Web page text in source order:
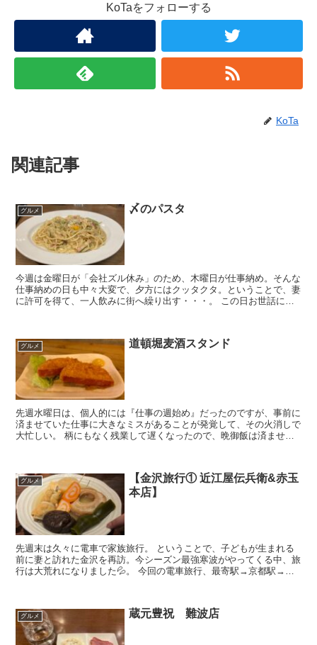
KoTaをフォローする
KoTa
関連記事
グルメ 〆のパスタ
今週は金曜日が「会社ズル休み」のため、木曜日が仕事納め。そんな
仕事納めの日も中々大変で、夕方にはクッタクタ。ということで、妻
に許可を得て、一人飲みに街へ繰り出す・・・。 この日お世話にな
グルメ 道頓堀麦酒スタンド
先週水曜日は、個人的には『仕事の週始め』だったのですが、事前に
済ませていた仕事に大きなミスがあることが発覚して、その火消しで
大忙しい。 柄にもなく残業して遅くなったので、晩御飯は済ませて
グルメ
【金沢旅行① 近江屋伝兵衛&赤玉
本店】
先週末は久々に電車で家族旅行。 ということで、子どもが生まれる
前に妻と訪れた金沢を再訪。今シーズン最強寒波がやってくる中、旅
行は大荒れになりました💦。 今回の電車旅行、最寄駅→京都駅→敦
グルメ 蔵元豊祝 難波店